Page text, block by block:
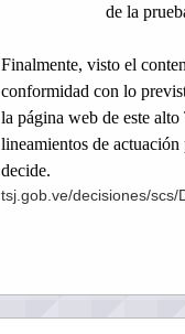
de la
Finalmente, visto el
conformidad con lo
la página web de este
lineamientos de
decide.
tsj.gob.ve/decisiones/